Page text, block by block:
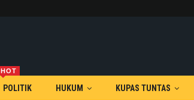
POLITIK
HOT
HUKUM KUPAS TUNTAS